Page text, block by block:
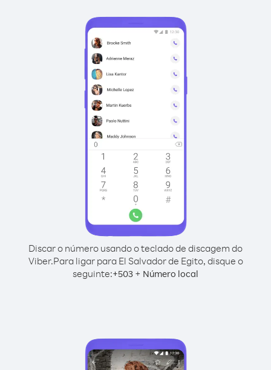
Discar o número usando o teclado de discagem do
Viber.Para ligar para El Salvador de Egito, disque o
seguinte:+503 + Número local